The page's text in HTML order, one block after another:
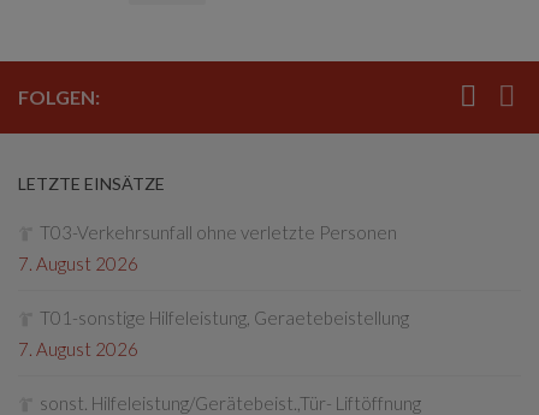
FOLGEN:
LETZTE EINSÄTZE
T03-Verkehrsunfall ohne verletzte Personen
7. August 2026
T01-sonstige Hilfeleistung, Geraetebeistellung
7. August 2026
sonst. Hilfeleistung/Gerätebeist.,Tür- Liftöffnung